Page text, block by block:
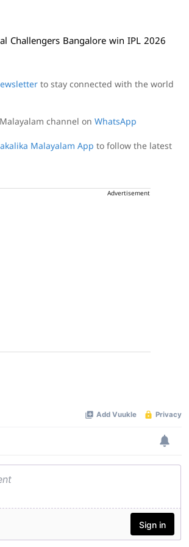
Challengers Bangalore win IPL 2026
to stay connected with the world
channel on WhatsApp
Malayalam App to follow the latest
Advertisement